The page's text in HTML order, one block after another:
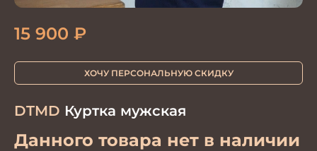
DTMD Куртка мужская
Данного товара нет в наличии
15 900 ₽
ХОЧУ ПЕРСОНАЛЬНУЮ СКИДКУ